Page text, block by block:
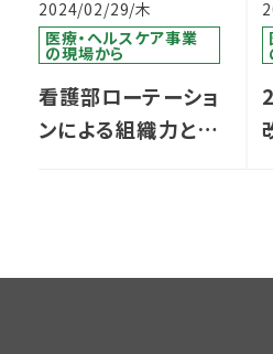
2024/02/29/木
医療・ヘルスケア事業
の現場から
看護部ローテーショ
ンによる組織力と看